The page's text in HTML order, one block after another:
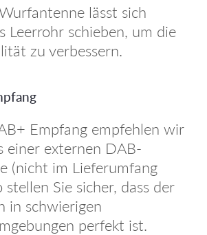
lässt sich
Leerrohr schieben, um die
zu verbessern.
Empfang empfehlen wir
einer externen DAB-
(nicht im Lieferumfang
stellen Sie sicher, dass der
in schwierigen
perfekt ist.